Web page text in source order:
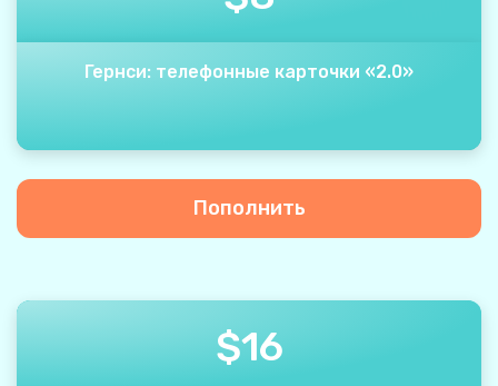
Гернси: телефонные карточки «2.0»
Пополнить
$16